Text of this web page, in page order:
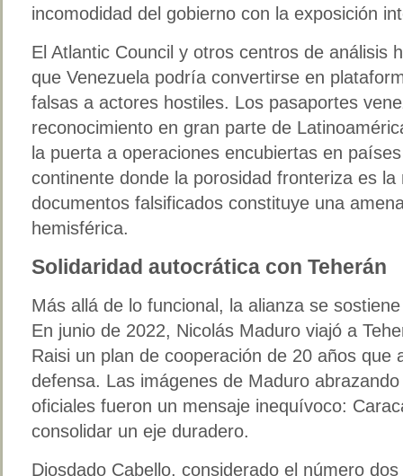
incomodidad del gobierno con la exposición
El Atlantic Council y otros centros de análisis
que Venezuela podría convertirse en
falsas a actores hostiles. Los pasaportes
reconocimiento en gran parte de
la puerta a operaciones encubiertas en
continente donde la porosidad fronteriza es
documentos falsificados constituye una
hemisférica.
Solidaridad autocrática con Teherán
Más allá de lo funcional, la alianza se
En junio de 2022, Nicolás Maduro viajó a
Raisi un plan de cooperación de 20 años que
defensa. Las imágenes de Maduro
oficiales fueron un mensaje inequívoco:
consolidar un eje duradero.
Diosdado Cabello, considerado el número